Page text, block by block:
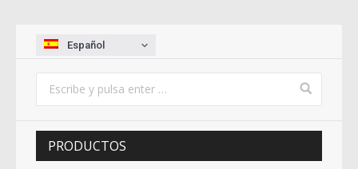
Español
PRODUCTOS